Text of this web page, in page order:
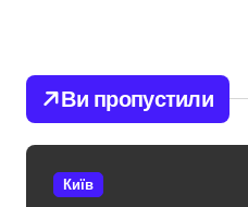
Ви пропустили
Київ